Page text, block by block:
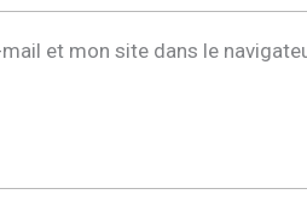
et mon site dans le